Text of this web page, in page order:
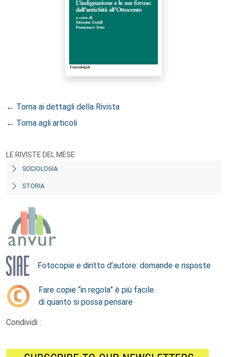
← Torna ai dettagli della Rivista
← Torna agli articoli
LE RIVISTE DEL MESE
SOCIOLOGIA
STORIA
Fotocopie e diritto d’autore: domande e risposte
Fare copie “in regola” è più facile
di quanto si possa pensare
Condividi :